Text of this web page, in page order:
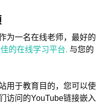
为一名在线老师，最好的
的在线学习平台. 与您的
用于教育目的，您可以使
访问的YouTube链接嵌入